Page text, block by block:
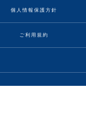
個人情報保護方針
ご利用規約